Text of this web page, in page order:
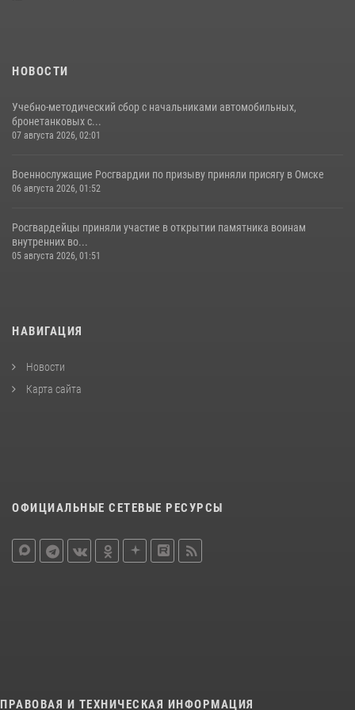
НОВОСТИ
Учебно-методический сбор с начальниками автомобильных,
бронетанковых с...
07 августа 2026, 02:01
Военнослужащие Росгвардии по призыву приняли присягу в Омске
06 августа 2026, 01:52
Росгвардейцы приняли участие в открытии памятника воинам
внутренних во...
05 августа 2026, 01:51
НАВИГАЦИЯ
Новости
Карта сайта
ОФИЦИАЛЬНЫЕ СЕТЕВЫЕ РЕСУРСЫ
ПРАВОВАЯ И ТЕХНИЧЕСКАЯ ИНФОРМАЦИЯ